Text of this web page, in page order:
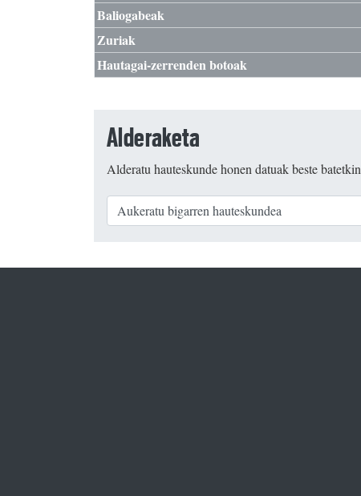
Baliogabeak
Zuriak
Hautagai-zerrenden botoak
Alderaketa
Alderatu hauteskunde honen datuak beste batetkin